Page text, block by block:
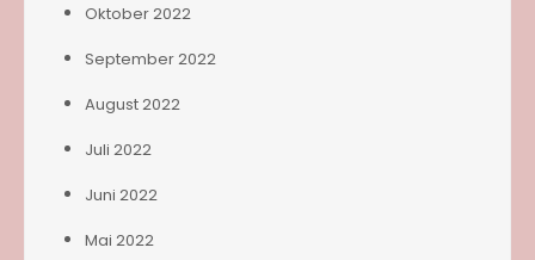
Oktober 2022
September 2022
August 2022
Juli 2022
Juni 2022
Mai 2022